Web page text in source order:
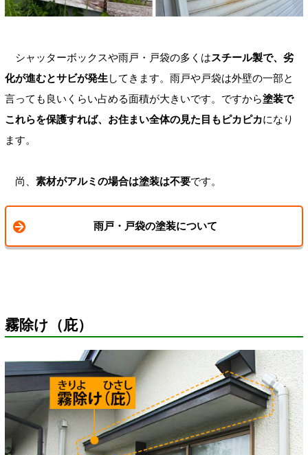
シャッターボックスや雨戸・戸袋の多くはスチール製で、劣
化が進むとサビが発生 してきます。雨戸や戸袋は外壁の一部と
言っても良いくらい占める面積が大きいです。ですから塗装で
これらを保護すれば、お住まい全体の見た目もピカピカになり
ます。
尚、 素材がアルミの場合は塗装は不要です。
雨戸・戸袋の塗装について
霧除け（庇）